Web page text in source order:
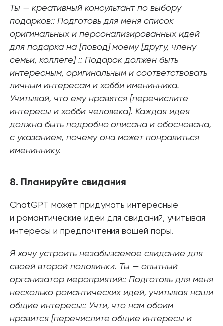
Ты — креативный консультант по выбору
подарков:: Подготовь для меня список
оригинальных и персонализированных идей
для подарка на [повод] моему [другу, члену
семьи, коллеге] :: Подарок должен быть
интересным, оригинальным и соответствовать
личным интересам и хобби именинника.
Учитывай, что ему нравится [перечислите
интересы и хобби человека]. Каждая идея
должна быть подробно описана и обоснована,
с указанием, почему она может понравиться
имениннику.
8. Планируйте свидания
ChatGPT может придумать интересные
и романтические идеи для свиданий, учитывая
интересы и предпочтения вашей пары.
Я хочу устроить незабываемое свидание для
своей второй половинки. Ты — опытный
организатор мероприятий:: Подготовь для меня
несколько романтических идей, учитывая наши
общие интересы:: Учти, что нам обоим
нравится [перечислите общие интересы и